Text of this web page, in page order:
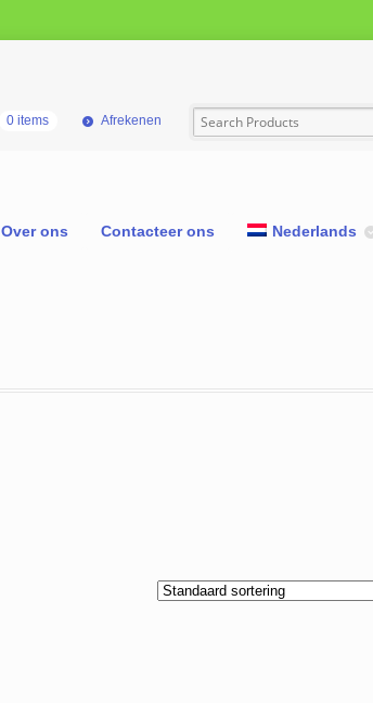
0 items Afrekenen
Over ons Contacteer ons Nederlands